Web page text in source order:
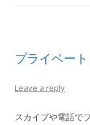
プライベー
Leave a reply
スカイプや電話で